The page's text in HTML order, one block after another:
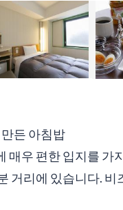
든 아침밥
매우 편한 입지를 가
거리에 있습니다.